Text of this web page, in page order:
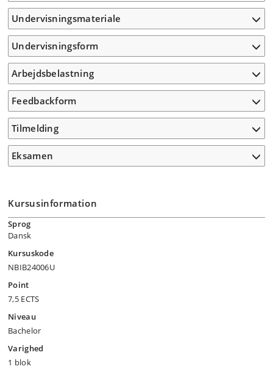
Undervisningsmateriale
Undervisningsform
Arbejdsbelastning
Feedbackform
Tilmelding
Eksamen
Kursusinformation
Sprog
Dansk
Kursuskode
NBIB24006U
Point
7,5 ECTS
Niveau
Bachelor
Varighed
1 blok